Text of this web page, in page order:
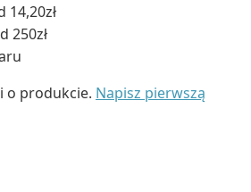
14,20zł
250zł
o produkcie. Napisz pierwszą